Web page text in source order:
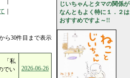
ら30件目まで表示
「私
でい
2026-06-26
じいちゃんとタマの関係が
なんともよく特に１．２は
おすすめですよ～!!